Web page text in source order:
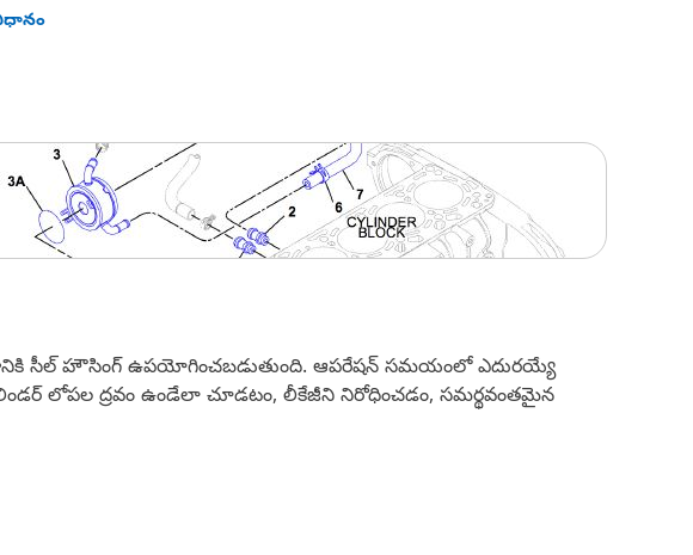
సీల్ హౌసింగ్ ఉపయోగించబడుతుంది. ఆపరేషన్ సమయంలో ఎదురయ్యే
లోపల ద్రవం ఉండేలా చూడటం, లీకేజీని నిరోధించడం, సమర్థవంతమైన